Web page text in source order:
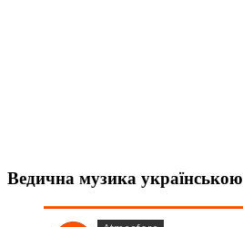
Ведична музика українською